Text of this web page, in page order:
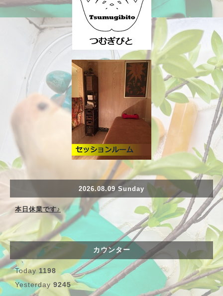
2026.08.09 Sunday
本日休業です♪
カウンター
Today 1198
Yesterday 9245